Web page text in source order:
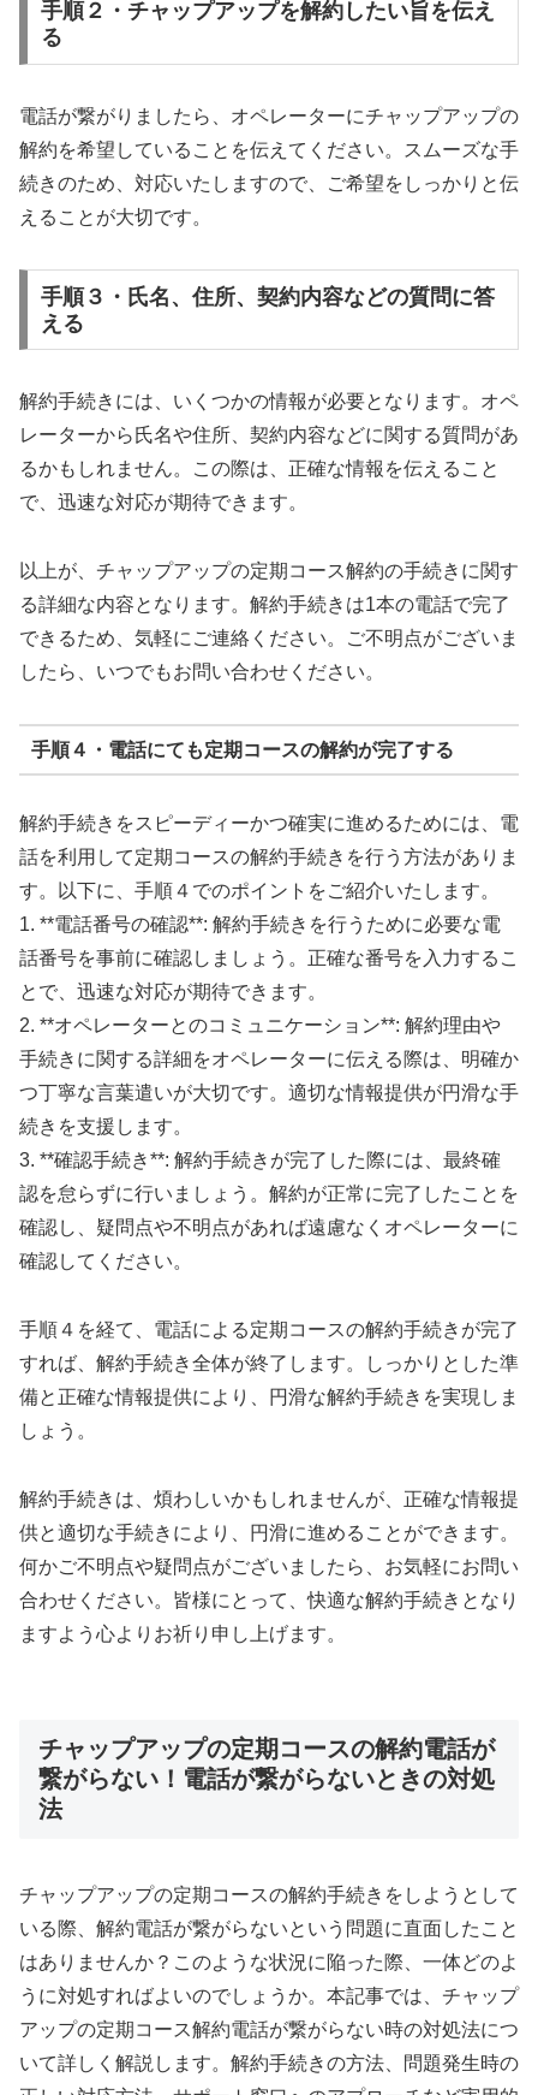
手順２・チャップアップを解約したい旨を伝え
る
電話が繋がりましたら、オペレーターにチャップアップの
解約を希望していることを伝えてください。スムーズな手
続きのため、対応いたしますので、ご希望をしっかりと伝
えることが大切です。
手順３・氏名、住所、契約内容などの質問に答
える
解約手続きには、いくつかの情報が必要となります。オペ
レーターから氏名や住所、契約内容などに関する質問があ
るかもしれません。この際は、正確な情報を伝えること
で、迅速な対応が期待できます。
以上が、チャップアップの定期コース解約の手続きに関す
る詳細な内容となります。解約手続きは1本の電話で完了
できるため、気軽にご連絡ください。ご不明点がございま
したら、いつでもお問い合わせください。
手順４・電話にても定期コースの解約が完了する
解約手続きをスピーディーかつ確実に進めるためには、電
話を利用して定期コースの解約手続きを行う方法がありま
す。以下に、手順４でのポイントをご紹介いたします。
1. **電話番号の確認**: 解約手続きを行うために必要な電
話番号を事前に確認しましょう。正確な番号を入力するこ
とで、迅速な対応が期待できます。
2. **オペレーターとのコミュニケーション**: 解約理由や
手続きに関する詳細をオペレーターに伝える際は、明確か
つ丁寧な言葉遣いが大切です。適切な情報提供が円滑な手
続きを支援します。
3. **確認手続き**: 解約手続きが完了した際には、最終確
認を怠らずに行いましょう。解約が正常に完了したことを
確認し、疑問点や不明点があれば遠慮なくオペレーターに
確認してください。
手順４を経て、電話による定期コースの解約手続きが完了
すれば、解約手続き全体が終了します。しっかりとした準
備と正確な情報提供により、円滑な解約手続きを実現しま
しょう。
解約手続きは、煩わしいかもしれませんが、正確な情報提
供と適切な手続きにより、円滑に進めることができます。
何かご不明点や疑問点がございましたら、お気軽にお問い
合わせください。皆様にとって、快適な解約手続きとなり
ますよう心よりお祈り申し上げます。
チャップアップの定期コースの解約電話が
繋がらない！電話が繋がらないときの対処
法
チャップアップの定期コースの解約手続きをしようとして
いる際、解約電話が繋がらないという問題に直面したこと
はありませんか？このような状況に陥った際、一体どのよ
うに対処すればよいのでしょうか。本記事では、チャップ
アップの定期コース解約電話が繋がらない時の対処法につ
いて詳しく解説します。解約手続きの方法、問題発生時の